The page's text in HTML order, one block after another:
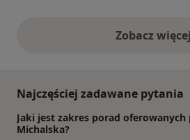
Zobacz więcej
opinie
Najczęściej zadawane pytania
Jaki jest zakres porad oferowanych
Michalska?